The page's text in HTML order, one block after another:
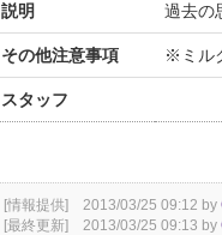
説明 過去の
その他注意事項 ※ミル
スタッフ
[情報提供] 2013/03/25 09:12 by
[最終更新] 2013/03/25 09:13 by